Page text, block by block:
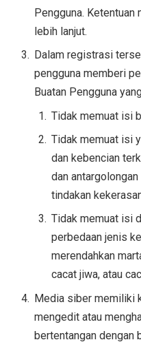
Pengguna. Ketentuan
lebih lanjut.
Dalam registrasi
pengguna memberi
Buatan Pengguna
Tidak memuat isi
Tidak memuat isi
dan kebencian
dan
tindakan
Tidak memuat isi
perbedaan jenis
merendahkan
cacat jiwa, atau
Media siber memiliki
mengedit atau
bertentangan dengan